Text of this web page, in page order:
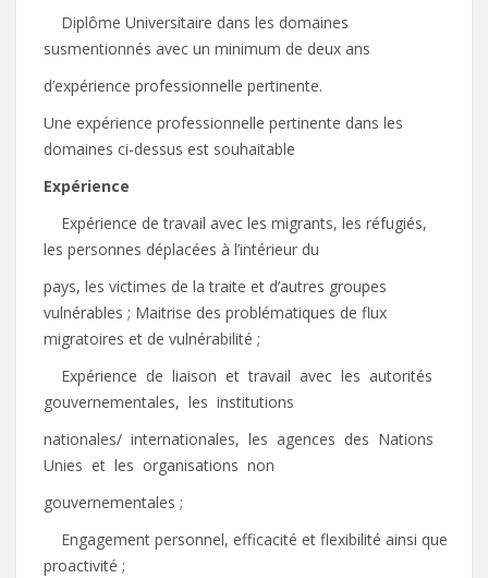
 Diplôme Universitaire dans les domaines
susmentionnés avec un minimum de deux ans
d’expérience professionnelle pertinente.
Une expérience professionnelle pertinente dans les
domaines ci-dessus est souhaitable
Expérience
 Expérience de travail avec les migrants, les réfugiés,
les personnes déplacées à l’intérieur du
pays, les victimes de la traite et d’autres groupes
vulnérables ; Maitrise des problématiques de flux
migratoires et de vulnérabilité ;
 Expérience de liaison et travail avec les autorités
gouvernementales, les institutions
nationales/ internationales, les agences des Nations
Unies et les organisations non
gouvernementales ;
 Engagement personnel, efficacité et flexibilité ainsi que
proactivité ;